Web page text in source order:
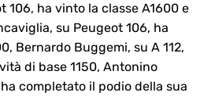
106, ha vinto la classe A1600 e
su Peugeot 106, ha
Bernardo Buggemi, su A 112,
di base 1150, Antonino
completato il podio della sua